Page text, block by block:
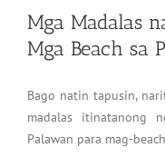
Mga Madalas
Mga Beach sa
Bago natin tapusin,
madalas itinatanong
Palawan para mag-